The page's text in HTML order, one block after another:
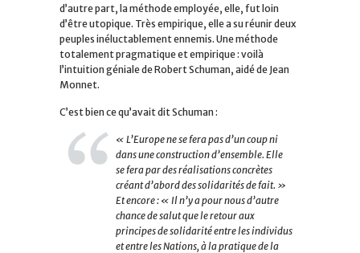
d’autre part, la méthode employée, elle, fut loin
d’être utopique. Très empirique, elle a su réunir deux
peuples inéluctablement ennemis. Une méthode
totalement pragmatique et empirique : voilà
l’intuition géniale de Robert Schuman, aidé de Jean
Monnet.
C’est bien ce qu’avait dit Schuman :
« L’Europe ne se fera pas d’un coup ni
dans une construction d’ensemble. Elle
se fera par des réalisations concrètes
créant d’abord des solidarités de fait. »
Et encore : « Il n’y a pour nous d’autre
chance de salut que le retour aux
principes de solidarité entre les individus
et entre les Nations, à la pratique de la